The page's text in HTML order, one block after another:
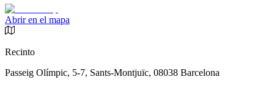
Abrir en el mapa
Recinto
Passeig Olímpic, 5-7, Sants-Montjuïc, 08038 Barcelona